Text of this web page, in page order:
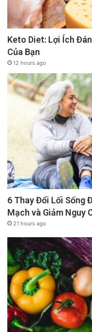
Keto Diet: Lợi Ích
Của Bạn
12 hours ago
6 Thay Đổi Lối Sống
Mạch và Giảm Nguy
21 hours ago